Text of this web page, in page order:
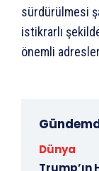
sürdürülmesi
istikrarlı
önemli
Dünya
Trump’ın